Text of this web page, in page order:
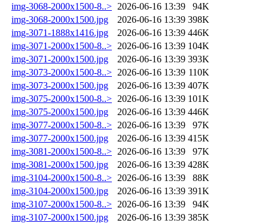
img-3068-2000x1500-8..> 2026-06-16 13:39
94K
img-3068-2000x1500.jpg
2026-06-16 13:39 398K
img-3071-1888x1416.jpg
2026-06-16 13:39 446K
img-3071-2000x1500-8..> 2026-06-16 13:39 104K
img-3071-2000x1500.jpg
2026-06-16 13:39 393K
img-3073-2000x1500-8..> 2026-06-16 13:39 110K
img-3073-2000x1500.jpg
2026-06-16 13:39 407K
img-3075-2000x1500-8..> 2026-06-16 13:39 101K
img-3075-2000x1500.jpg
2026-06-16 13:39 446K
img-3077-2000x1500-8..> 2026-06-16 13:39
97K
img-3077-2000x1500.jpg
2026-06-16 13:39 415K
img-3081-2000x1500-8..> 2026-06-16 13:39
97K
img-3081-2000x1500.jpg
2026-06-16 13:39 428K
img-3104-2000x1500-8..> 2026-06-16 13:39
88K
img-3104-2000x1500.jpg
2026-06-16 13:39 391K
img-3107-2000x1500-8..> 2026-06-16 13:39
94K
img-3107-2000x1500.jpg
2026-06-16 13:39 385K